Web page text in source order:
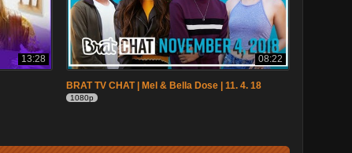
13:28 08:22
BRAT TV CHAT | Mel & Bella Dose | 11. 4. 18
1080p